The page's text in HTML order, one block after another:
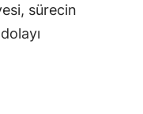
sürecin